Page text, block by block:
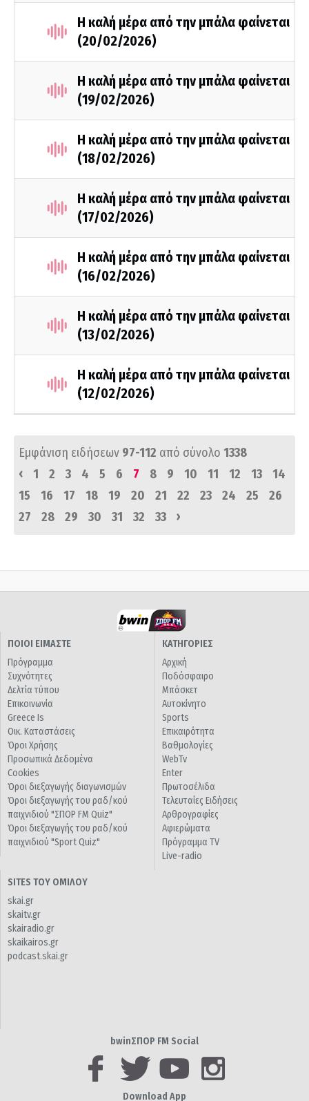
Η καλή μέρα από την μπάλα φαίνεται
(20/02/2026)
Η καλή μέρα από την μπάλα φαίνεται
(19/02/2026)
Η καλή μέρα από την μπάλα φαίνεται
(18/02/2026)
Η καλή μέρα από την μπάλα φαίνεται
(17/02/2026)
Η καλή μέρα από την μπάλα φαίνεται
(16/02/2026)
Η καλή μέρα από την μπάλα φαίνεται
(13/02/2026)
Η καλή μέρα από την μπάλα φαίνεται
(12/02/2026)
Εμφάνιση ειδήσεων 97-112 από σύνολο 1338
‹
1 2 3 4 5 6 7 8 9 10 11 12 13
14
15
16 17 18 19 20 21 22 23 24 25
26
27
28 29 30 31 32 33 ›
ΠΟΙΟΙ ΕΙΜΑΣΤΕ
Πρόγραμμα
Συχνότητες
Δελτία τύπου
Επικοινωνία
Greece Is
Οικ. Καταστάσεις
Όροι Χρήσης
Προσωπικά Δεδομένα
Cookies
Όροι διεξαγωγής διαγωνισμών
Όροι διεξαγωγής του ραδ/κού
παιχνιδιού "ΣΠΟΡ FM Quiz"
Όροι διεξαγωγής του ραδ/κού
παιχνιδιού "Sport Quiz"
ΚΑΤΗΓΟΡΙΕΣ
Αρχική
Ποδόσφαιρο
Μπάσκετ
Αυτοκίνητο
Sports
Επικαιρότητα
Βαθμολογίες
WebTv
Enter
Πρωτοσέλιδα
Τελευταίες Ειδήσεις
Αρθρογραφίες
Αφιερώματα
Πρόγραμμα TV
Live-radio
SITES ΤΟΥ ΟΜΙΛΟΥ
skai.gr
skaitv.gr
skairadio.gr
skaikairos.gr
podcast.skai.gr
bwinΣΠΟΡ FM Social
Download App